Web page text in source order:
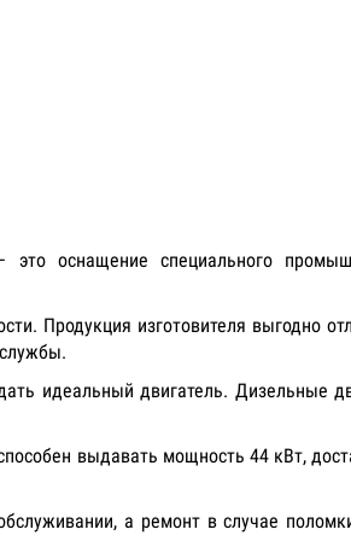
оснащение специального
Продукция изготовителя выгодно
идеальный двигатель. Дизельные
выдавать мощность 44 кВт,
а ремонт в случае